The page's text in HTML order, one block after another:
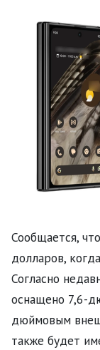
Сообщается,
долларов,
Согласно
оснащено 7,6-
дюймовым
также будет